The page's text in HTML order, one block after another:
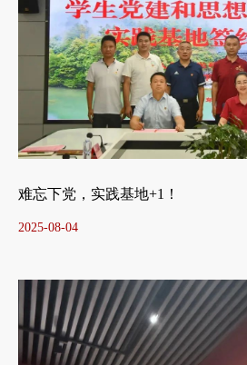
难忘下党，实践基地+1！
2025-08-04